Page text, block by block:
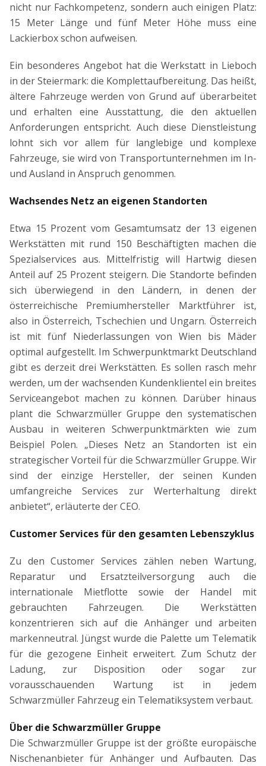
nicht nur Fachkompetenz, sondern auch einigen Platz:
15 Meter Länge und fünf Meter Höhe muss eine
Lackierbox schon aufweisen.
Ein besonderes Angebot hat die Werkstatt in Lieboch
in der Steiermark: die Komplettaufbereitung. Das heißt,
ältere Fahrzeuge werden von Grund auf überarbeitet
und erhalten eine Ausstattung, die den aktuellen
Anforderungen entspricht. Auch diese Dienstleistung
lohnt sich vor allem für langlebige und komplexe
Fahrzeuge, sie wird von Transportunternehmen im In-
und Ausland in Anspruch genommen.
Wachsendes Netz an eigenen Standorten
Etwa 15 Prozent vom Gesamtumsatz der 13 eigenen
Werkstätten mit rund 150 Beschäftigten machen die
Spezialservices aus. Mittelfristig will Hartwig diesen
Anteil auf 25 Prozent steigern. Die Standorte befinden
sich überwiegend in den Ländern, in denen der
österreichische Premiumhersteller Marktführer ist,
also in Österreich, Tschechien und Ungarn. Österreich
ist mit fünf Niederlassungen von Wien bis Mäder
optimal aufgestellt. Im Schwerpunktmarkt Deutschland
gibt es derzeit drei Werkstätten. Es sollen rasch mehr
werden, um der wachsenden Kundenklientel ein breites
Serviceangebot machen zu können. Darüber hinaus
plant die Schwarzmüller Gruppe den systematischen
Ausbau in weiteren Schwerpunktmärkten wie zum
Beispiel Polen. „Dieses Netz an Standorten ist ein
strategischer Vorteil für die Schwarzmüller Gruppe. Wir
sind der einzige Hersteller, der seinen Kunden
umfangreiche Services zur Werterhaltung direkt
anbietet“, erläuterte der CEO.
Customer Services für den gesamten Lebenszyklus
Zu den Customer Services zählen neben Wartung,
Reparatur und Ersatzteilversorgung auch die
internationale Mietflotte sowie der Handel mit
gebrauchten Fahrzeugen. Die Werkstätten
konzentrieren sich auf die Anhänger und arbeiten
markenneutral. Jüngst wurde die Palette um Telematik
für die gezogene Einheit erweitert. Zum Schutz der
Ladung, zur Disposition oder sogar zur
vorausschauenden Wartung ist in jedem
Schwarzmüller Fahrzeug ein Telematiksystem verbaut.
Über die Schwarzmüller Gruppe
Die Schwarzmüller Gruppe ist der größte europäische
Nischenanbieter für Anhänger und Aufbauten. Das